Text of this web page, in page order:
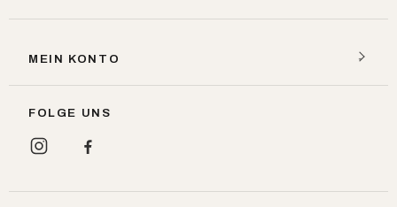
MEIN KONTO
FOLGE UNS